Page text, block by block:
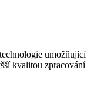
umožňující
kvalitou zpracování